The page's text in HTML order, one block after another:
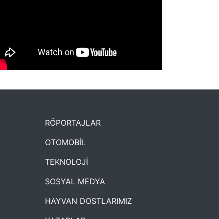
2. Yaş Kutlama Etkinliği
RÖPORTAJLAR
OTOMOBİL
TEKNOLOJİ
SOSYAL MEDYA
HAYVAN DOSTLARIMIZ